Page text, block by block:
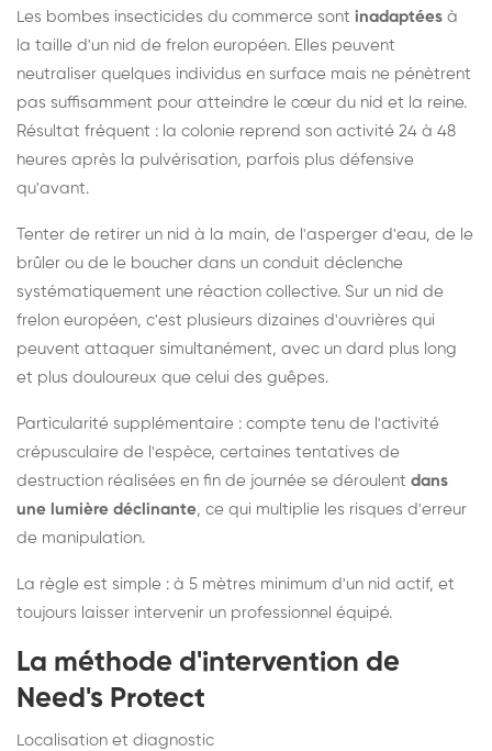
Les bombes insecticides du commerce sont inadaptées à
la taille d'un nid de frelon européen. Elles peuvent
neutraliser quelques individus en surface mais ne pénètrent
pas suffisamment pour atteindre le cœur du nid et la reine.
Résultat fréquent : la colonie reprend son activité 24 à 48
heures après la pulvérisation, parfois plus défensive
qu'avant.
Tenter de retirer un nid à la main, de l'asperger d'eau, de le
brûler ou de le boucher dans un conduit déclenche
systématiquement une réaction collective. Sur un nid de
frelon européen, c'est plusieurs dizaines d'ouvrières qui
peuvent attaquer simultanément, avec un dard plus long
et plus douloureux que celui des guêpes.
Particularité supplémentaire : compte tenu de l'activité
crépusculaire de l'espèce, certaines tentatives de
destruction réalisées en fin de journée se déroulent dans
une lumière déclinante, ce qui multiplie les risques d'erreur
de manipulation.
La règle est simple : à 5 mètres minimum d'un nid actif, et
toujours laisser intervenir un professionnel équipé.
La méthode d'intervention de
Need's Protect
Localisation et diagnostic